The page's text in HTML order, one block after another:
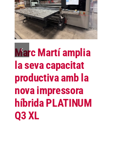
Marc Martí amplia
la seva capacitat
productiva amb la
nova impressora
híbrida PLATINUM
Q3 XL